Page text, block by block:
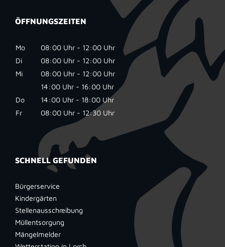
ÖFFNUNGSZEITEN
Mo
08:00 Uhr - 12:00 Uhr
Di
08:00 Uhr - 12:00 Uhr
Mi
08:00 Uhr - 12:00 Uhr
14:00 Uhr - 16:00 Uhr
Do
14:00 Uhr - 18:00 Uhr
Fr
08:00 Uhr - 12:30 Uhr
SCHNELL GEFUNDEN
Bürgerservice
Kindergärten
Stellenausschreibung
Müllentsorgung
Mängelmelder